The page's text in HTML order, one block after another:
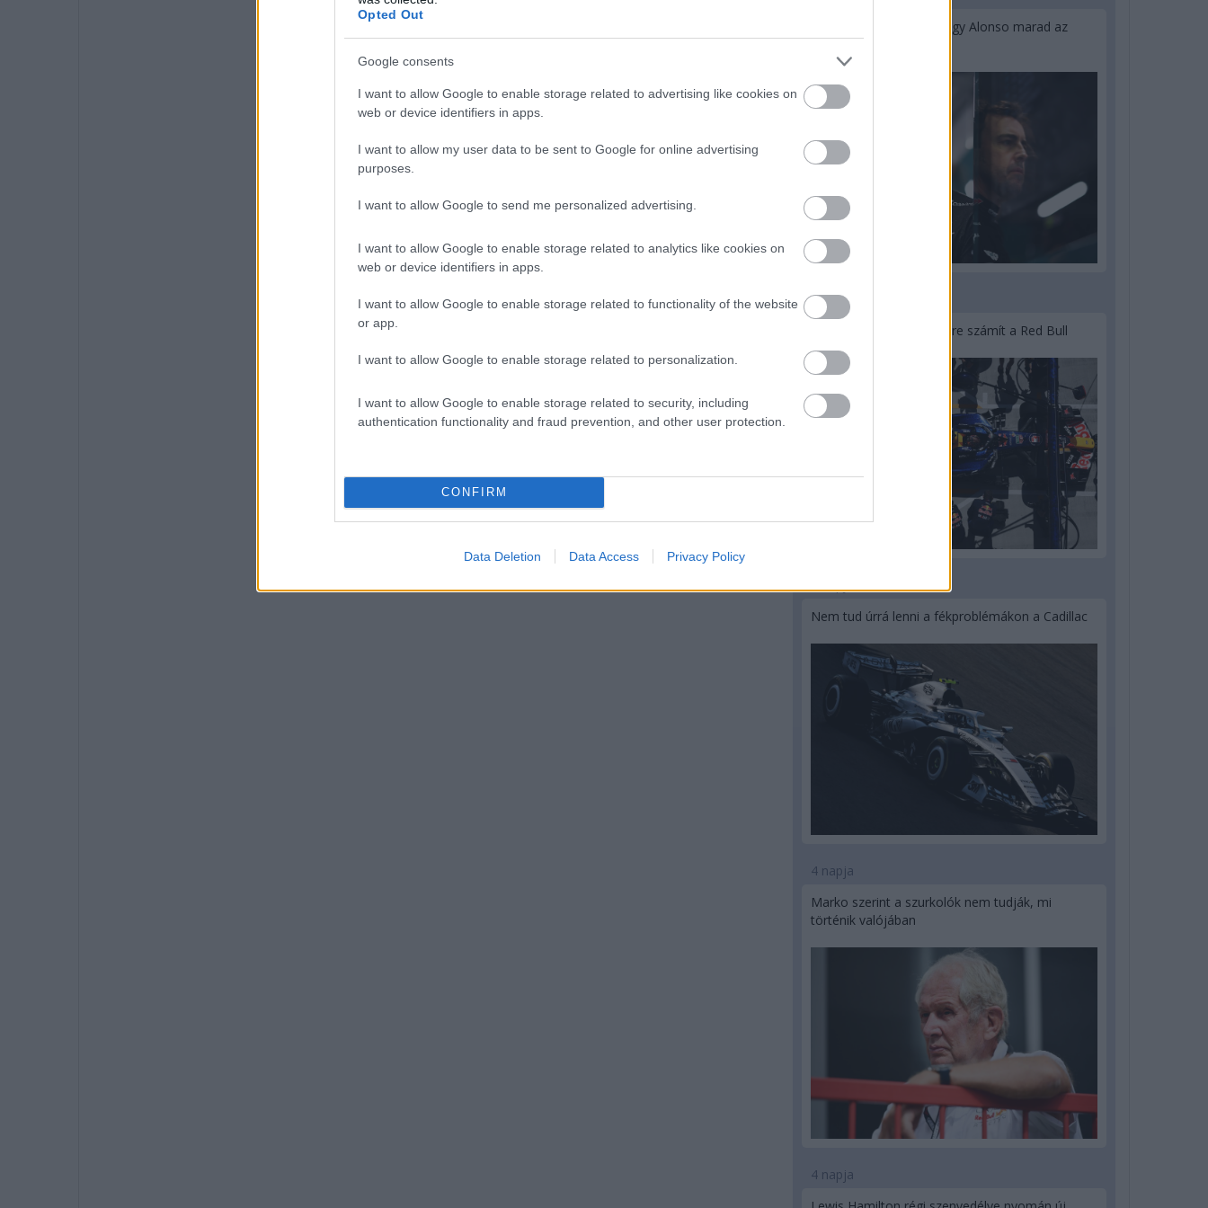
Opted Out
Google consents
I want to allow Google to enable storage related to advertising like cookies on
web or device identifiers in apps.
I want to allow my user data to be sent to Google for online advertising
purposes.
I want to allow Google to send me personalized advertising.
I want to allow Google to enable storage related to analytics like cookies on
web or device identifiers in apps.
I want to allow Google to enable storage related to functionality of the website
or app.
I want to allow Google to enable storage related to personalization.
I want to allow Google to enable storage related to security, including
authentication functionality and fraud prevention, and other user protection.
CONFIRM
Data Deletion Data Access Privacy Policy
Newey biztos benne, hogy Alonso marad az
3 napja
Lassuló fejlesztési ütemre számít a Red Bull
Nem tud úrrá lenni a fékproblémákon a Cadillac
4 napja
Marko szerint a szurkolók nem tudják, mi
történik valójában
4 napja